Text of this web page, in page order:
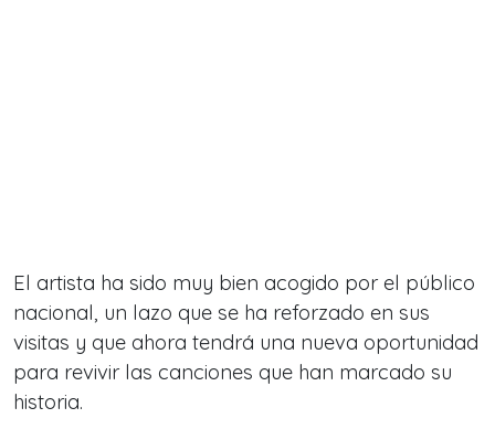
El artista ha sido muy bien acogido por el público
nacional, un lazo que se ha reforzado en sus
visitas y que ahora tendrá una nueva oportunidad
para revivir las canciones que han marcado su
historia.